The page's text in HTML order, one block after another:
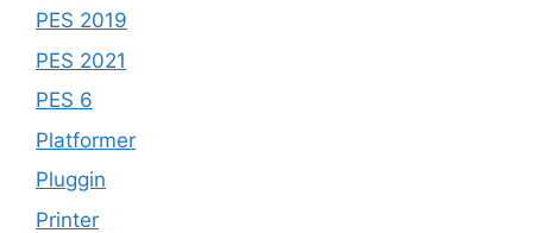
PES 2019
PES 2021
PES 6
Platformer
Pluggin
Printer